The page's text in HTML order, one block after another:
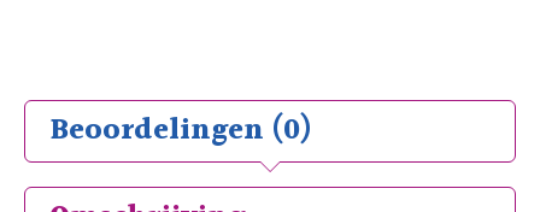
Beoordelingen (0)